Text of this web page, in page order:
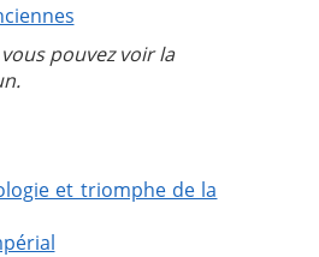
pouvez voir la
et triomphe de la